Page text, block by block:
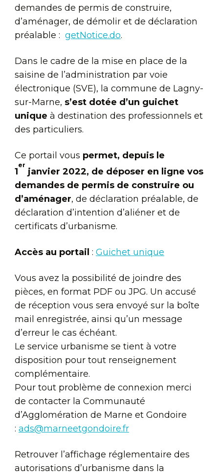
demandes de permis de construire,
d’aménager, de démolir et de déclaration
préalable : getNotice.do.
Dans le cadre de la mise en place de la
saisine de l’administration par voie
électronique (SVE), la commune de Lagny-
sur-Marne, s’est dotée d’un guichet
unique à destination des professionnels et
des particuliers.
Ce portail vous permet, depuis le
1
er
janvier 2022, de déposer en ligne vos
demandes de permis de construire ou
d’aménager, de déclaration préalable, de
déclaration d’intention d’aliéner et de
certificats d’urbanisme.
Accès au portail : Guichet unique
Vous avez la possibilité de joindre des
pièces, en format PDF ou JPG. Un accusé
de réception vous sera envoyé sur la boîte
mail enregistrée, ainsi qu’un message
d’erreur le cas échéant.
Le service urbanisme se tient à votre
disposition pour tout renseignement
complémentaire.
Pour tout problème de connexion merci
de contacter la Communauté
d’Agglomération de Marne et Gondoire
: ads@marneetgondoire.fr
Retrouver l’affichage réglementaire des
autorisations d’urbanisme dans la